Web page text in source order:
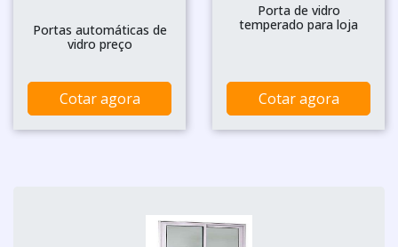
Portas automáticas de
vidro preço
Cotar agora
Porta de vidro
temperado para loja
Cotar agora